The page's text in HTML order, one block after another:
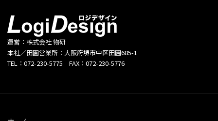
運営：株式会社 物研
本社／田園営業所：大阪府堺市中区田園685-1
TEL：072-230-5775 FAX：072-230-5776